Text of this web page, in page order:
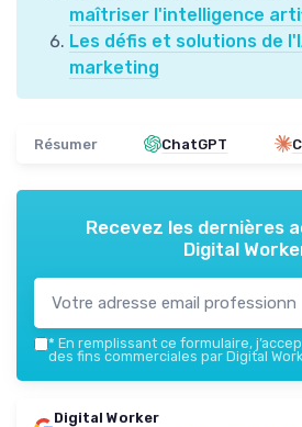
maîtriser l'intelligence
Les défis et solutions de
marketing
Résumer ChatGPT
Recevez les dernières
Digital
* En remplissant ce formulaire,
des fins commerciales par Digital
Digital Worker